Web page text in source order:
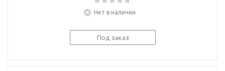
Нет в наличии
Под заказ